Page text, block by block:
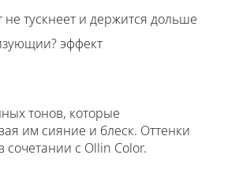
тускнеет и держится дольше
эффект
тонов, которые
им сияние и блеск. Оттенки
сочетании с Ollin Color.